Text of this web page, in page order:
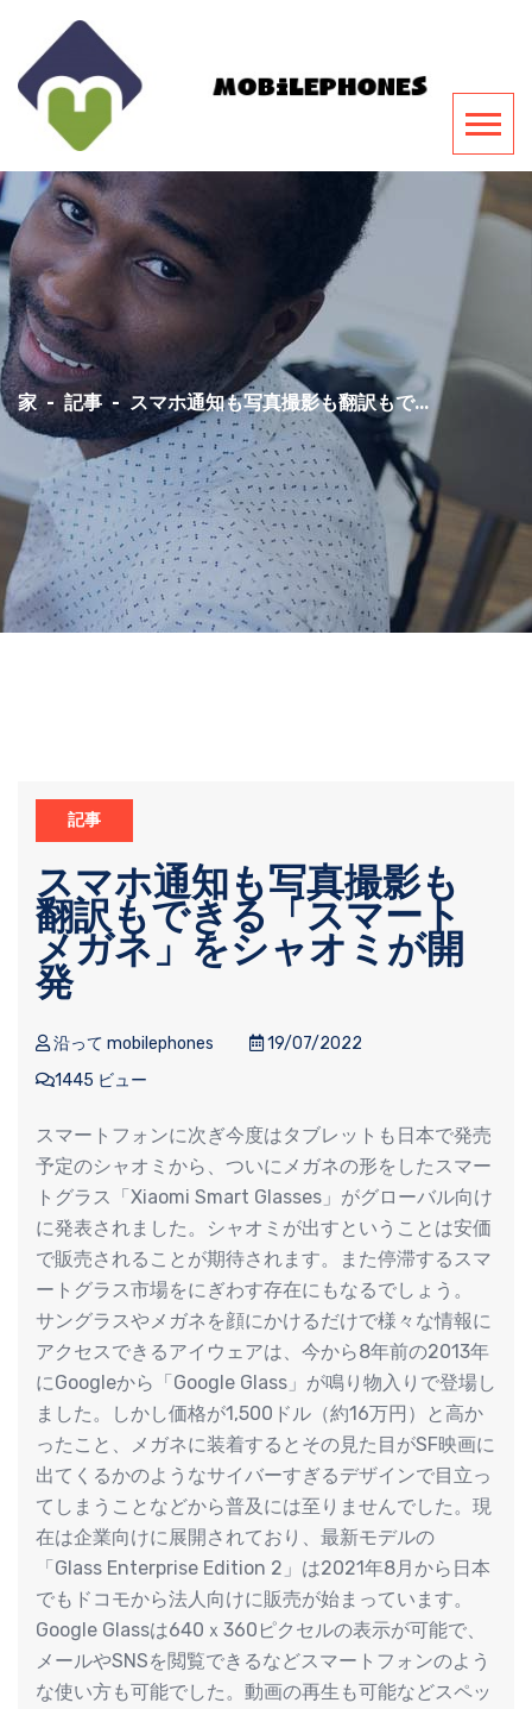
家 - 記事 - スマホ通知も写真撮影も翻訳もで...
記事
スマホ通知も写真撮影も
翻訳もできる「スマート
メガネ」をシャオミが開
発
沿って mobilephones
19/07/2022
1445 ビュー
スマートフォンに次ぎ今度はタブレットも日本で発売
予定のシャオミから、ついにメガネの形をしたスマー
トグラス「Xiaomi Smart Glasses」がグローバル向け
に発表されました。シャオミが出すということは安価
で販売されることが期待されます。また停滞するスマ
ートグラス市場をにぎわす存在にもなるでしょう。
サングラスやメガネを顔にかけるだけで様々な情報に
アクセスできるアイウェアは、今から8年前の2013年
にGoogleから「Google Glass」が鳴り物入りで登場し
ました。しかし価格が1,500ドル（約16万円）と高か
ったこと、メガネに装着するとその見た目がSF映画に
出てくるかのようなサイバーすぎるデザインで目立っ
てしまうことなどから普及には至りませんでした。現
在は企業向けに展開されており、最新モデルの
「Glass Enterprise Edition 2」は2021年8月から日本
でもドコモから法人向けに販売が始まっています。
Google Glassは640ｘ360ピクセルの表示が可能で、
メールやSNSを閲覧できるなどスマートフォンのよう
な使い方も可能でした。動画の再生も可能などスペッ